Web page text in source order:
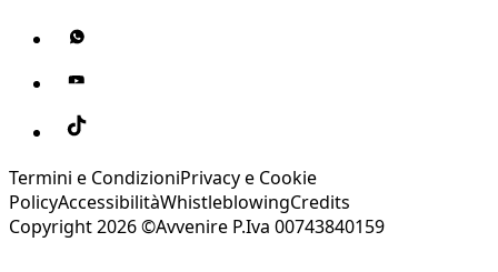
Termini e CondizioniPrivacy e Cookie
PolicyAccessibilitàWhistleblowingCredits
Copyright 2026 ©Avvenire P.Iva 00743840159